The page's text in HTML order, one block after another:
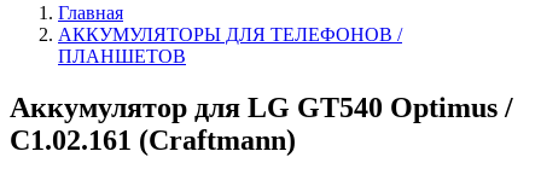
Главная
АККУМУЛЯТОРЫ ДЛЯ ТЕЛЕФОНОВ /
ПЛАНШЕТОВ
Аккумулятор для LG GT540 Optimus /
C1.02.161 (Craftmann)